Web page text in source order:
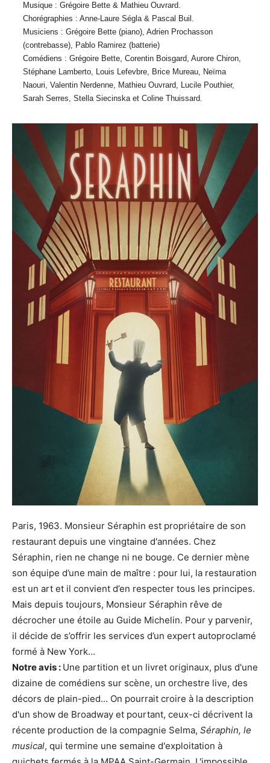
Musique : Grégoire Bette & Mathieu Ouvrard.
Chorégraphies : Anne-Laure Ségla & Pascal Buil.
Musiciens : Grégoire Bette (piano), Adrien Prochasson
(contrebasse), Pablo Ramirez (batterie)
Comédiens : Grégoire Bette, Corentin Boisgard, Aurore Chiron,
Stéphane Lamberto, Louis Lefevbre, Brice Mureau, Neïma
Naouri, Valentin Nerdenne, Mathieu Ouvrard, Lucile Pouthier,
Sarah Serres, Stella Siecinska et Coline Thuissard.
Paris, 1963. Monsieur Séraphin est propriétaire de son
restaurant depuis une vingtaine d'années. Chez
Séraphin, rien ne change ni ne bouge. Ce dernier mène
son équipe d’une main de maître : pour lui, la restauration
est un art et il convient d’en respecter tous les principes.
Mais depuis toujours, Monsieur Séraphin rêve de
décrocher une étoile au Guide Michelin. Pour y parvenir,
il décide de s’offrir les services d’un expert autoproclamé
formé à New York...
Notre avis : Une partition et un livret originaux, plus d'une
dizaine de comédiens sur scène, un orchestre live, des
décors de plain-pied... On pourrait croire à la description
d'un show de Broadway et pourtant, ceux-ci décrivent la
récente production de la compagnie Selma, Séraphin, le
musical, qui termine une semaine d'exploitation à